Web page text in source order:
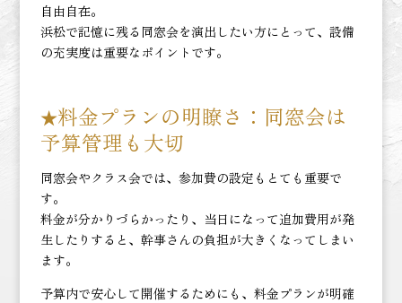
自由自在。
浜松で記憶に残る同窓会を演出したい方にとって、設備
の充実度は重要なポイントです。
★料金プランの明瞭さ： 同窓会は
予算管理も大切
同窓会やクラス会では、参加費の設定もとても重要で
す。
料金が分かりづらかったり、当日になって追加費用が発
生したりすると、幹事さんの負担が大きくなってしまい
ます。
予算内で安心して開催するためにも、料金プランが明確